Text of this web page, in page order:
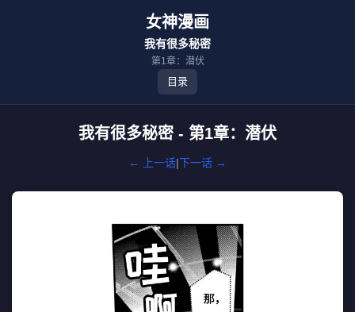
女神漫画
我有很多秘密
第1章：潜伏
目录
我有很多秘密 - 第1章：潜伏
← 上一话|下一话 →